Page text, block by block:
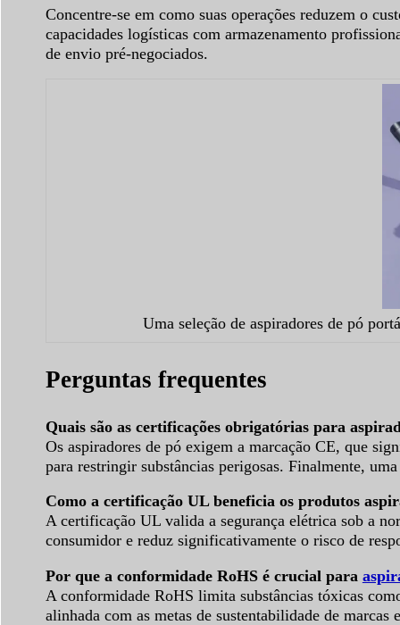
Concentre-se em como suas operações reduzem o
capacidades logísticas com armazenamento
de envio pré-negociados.
Uma seleção de aspiradores de pó
Perguntas frequentes
Quais são as certificações obrigatórias para
Os aspiradores de pó exigem a marcação CE, que
para restringir substâncias perigosas. Finalmente,
Como a certificação UL beneficia os produtos
A certificação UL valida a segurança elétrica sob a
consumidor e reduz significativamente o risco de
Por que a conformidade RoHS é crucial para
A conformidade RoHS limita substâncias tóxicas
alinhada com as metas de sustentabilidade de marcas